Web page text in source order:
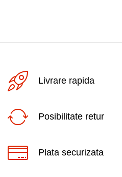
Livrare rapida
Posibilitate retur
Plata securizata